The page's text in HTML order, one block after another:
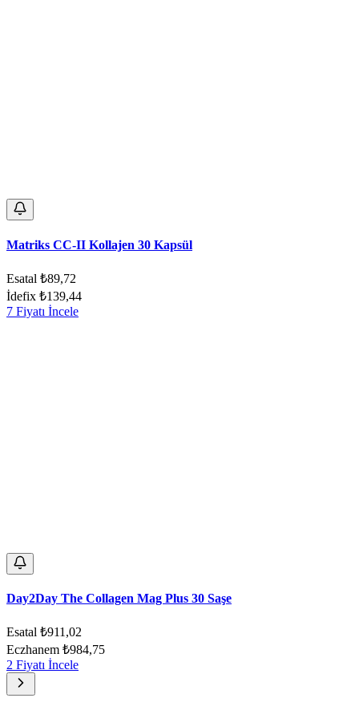
Matriks CC-II Kollajen 30 Kapsül
Esatal ₺89,72
İdefix ₺139,44
7 Fiyatı İncele
Day2Day The Collagen Mag Plus 30 Saşe
Esatal ₺911,02
Eczhanem ₺984,75
2 Fiyatı İncele